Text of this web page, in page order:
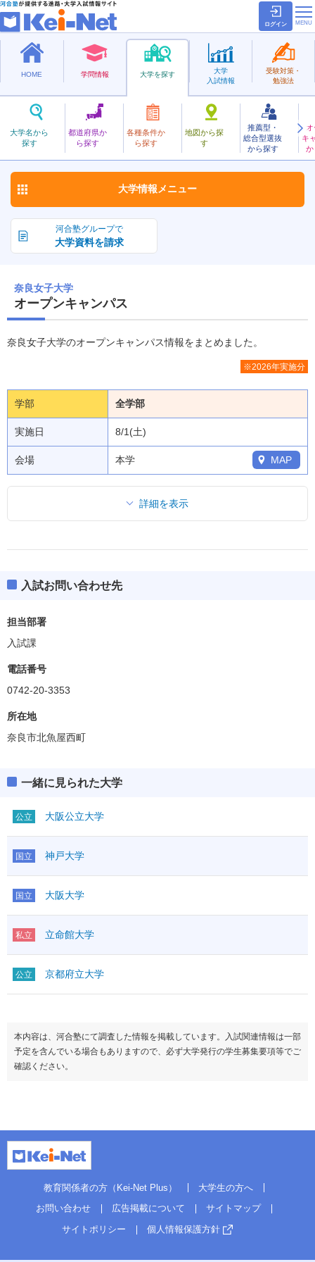
ログイン
HOME 学問情報 大学を探す
大学名から
探す
都道府県か
ら探す
各種条件か
ら探す
地図から探
す
推薦型・
総合型選抜
から探す
キ
か
大学
入試情報
受験対策・
勉強法
国立
ならじょし
奈良女子大学 お気に入り
河合塾グループで
大学資料を請求
大学情報 メニュー
奈良女子大学
オープンキャンパス
奈良女子大学のオープンキャンパス情報をまとめました。
※2026年実施分
学部 全学部
実施日 8/1(土)
会場 本学 MAP
詳細を表示
入試お問い合わせ先
担当部署
入試課
電話番号
0742-20-3353
所在地
奈良市北魚屋西町
一緒に見られた大学
公立 大阪公立大学
国立 神戸大学
国立 大阪大学
私立 立命館大学
公立 京都府立大学
本内容は、河合塾にて調査した情報を掲載しています。入試関連情報は一部
予定を含んでいる場合もありますので、必ず大学発行の学生募集要項等でご
確認ください。
教育関係者の方（Kei-Net Plus）
大学生の方へ
お問い合わせ
広告掲載について
サイトマップ
サイトポリシー
個人情報保護方針